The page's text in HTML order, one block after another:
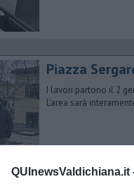
QUInewsValdichiana.it
Piazza
I lavori partono il 2
L'area sarà
Con il Pnrr